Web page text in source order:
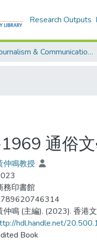
Research Outputs
Journalism & Communication - Publication
通俗
仲鳴教授
務印書館
仲鳴 (主編). (2023). 香港
hdl.handle.net/
Book